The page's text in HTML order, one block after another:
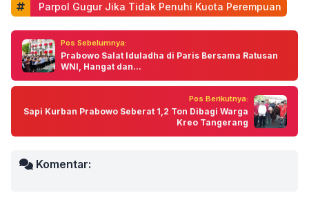
Parpol Gugur Jika Tidak Penuhi Kuota Perempuan
Pos Sebelumnya:
Prabowo Salat Iduladha di Paris Bersama Ratusan
WNI, Hangat dan...
Pos Berikutnya:
Sapi Kurban Prabowo Seberat 1,2 Ton Dibagi Warga
Kreo Tangerang
Komentar: